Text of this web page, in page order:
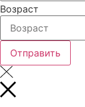
Возраст
Отправить